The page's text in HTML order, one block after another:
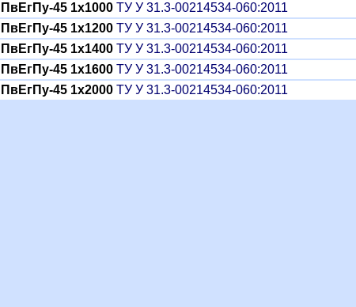
ПвЕгПу-45 1x1000 ТУ У 31.3-00214534-060:2011
ПвЕгПу-45 1x1200 ТУ У 31.3-00214534-060:2011
ПвЕгПу-45 1x1400 ТУ У 31.3-00214534-060:2011
ПвЕгПу-45 1x1600 ТУ У 31.3-00214534-060:2011
ПвЕгПу-45 1x2000 ТУ У 31.3-00214534-060:2011